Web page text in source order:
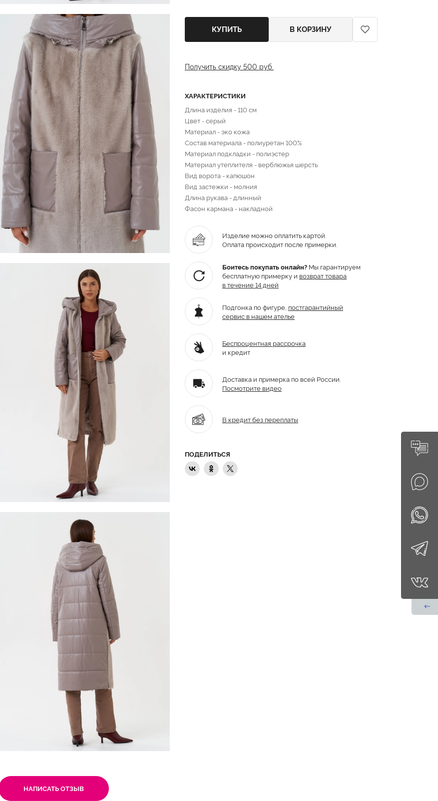
КУПИТЬ В КОРЗИНУ
Получить скидку 500 руб.
ХАРАКТЕРИСТИКИ
Длина изделия - 110 см
Цвет - серый
Материал - эко кожа
Состав материала - полиуретан 100%
Материал подкладки - полиэстер
Материал утеплителя - верблюжья шерсть
Вид ворота - капюшон
Вид застежки - молния
Длина рукава - длинный
Фасон кармана - накладной
Изделие можно оплатить картой.
Оплата происходит после примерки.
Боитесь покупать онлайн? Мы гарантируем
бесплатную примерку и возврат товара
в течение 14 дней
Подгонка по фигуре, постгарантийный
сервис в нашем ателье
Беспроцентная рассрочка
и кредит
Доставка и примерка по всей России.
Посмотрите видео
В кредит без переплаты
ПОДЕЛИТЬСЯ
НАПИСАТЬ ОТЗЫВ